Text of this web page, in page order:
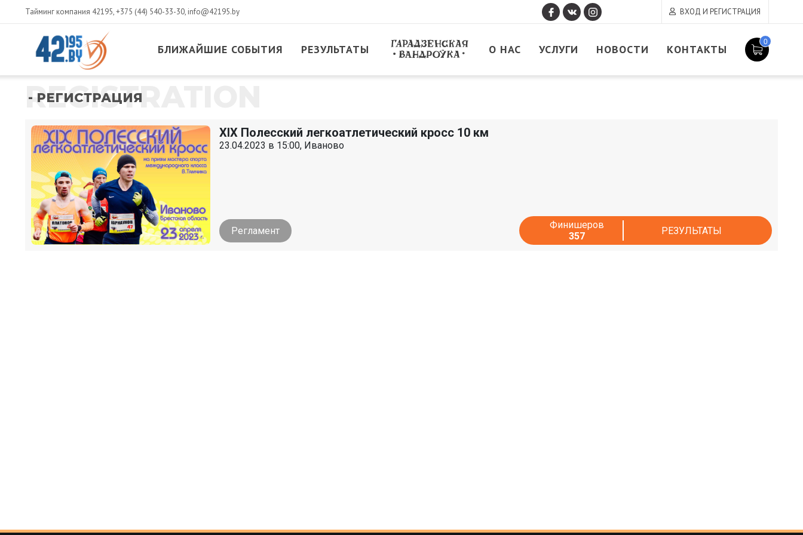
Тайминг компания 42195,+375 (44) 540-33-30, info@42195.by ВХОД И РЕГИСТРАЦИЯ
БЛИЖАЙШИЕ СОБЫТИЯ РЕЗУЛЬТАТЫ О НАС УСЛУГИ НОВОСТИ КОНТАКТЫ
0
REGISTRATION
- РЕГИСТРАЦИЯ
XIX Полесский легкоатлетический кросс 10 км
23.04.2023 в 15:00, Иваново
Регламент
Финишеров
357
РЕЗУЛЬТАТЫ